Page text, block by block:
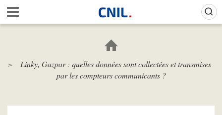
Aller
au
contenu
c
i
l
N
Linky, Gazpar : quelles données sont collectées et transmises
par les compteurs communicants ?
Gestion de vos préférences sur les cookies (témoins de connexion)